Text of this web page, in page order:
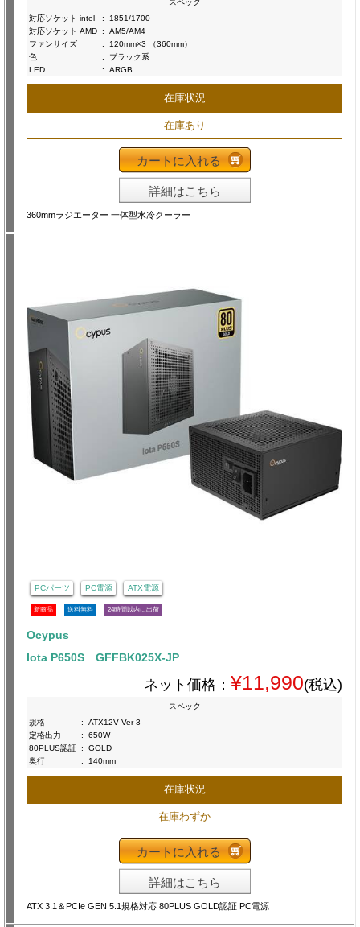
スペック
対応ソケット intel
:
1851/1700
対応ソケット AMD :
AM5/AM4
ファンサイズ
:
120mm×3 （360mm）
色
:
ブラック系
LED
: ARGB
在庫状況
在庫あり
カートに入れる
詳細はこちら
360mmラジエーター 一体型水冷クーラー
PCパーツ PC電源 ATX電源
新商品 送料無料 24時間以内に出荷
Ocypus
Iota P650S GFFBK025X-JP
ネット価格： ¥11,990(税込)
スペック
規格
:
ATX12V Ver 3
定格出力
:
650W
80PLUS認証 :
GOLD
奥行
: 140mm
在庫状況
在庫わずか
カートに入れる
詳細はこちら
ATX 3.1＆PCIe GEN 5.1規格対応 80PLUS GOLD認証 PC電源